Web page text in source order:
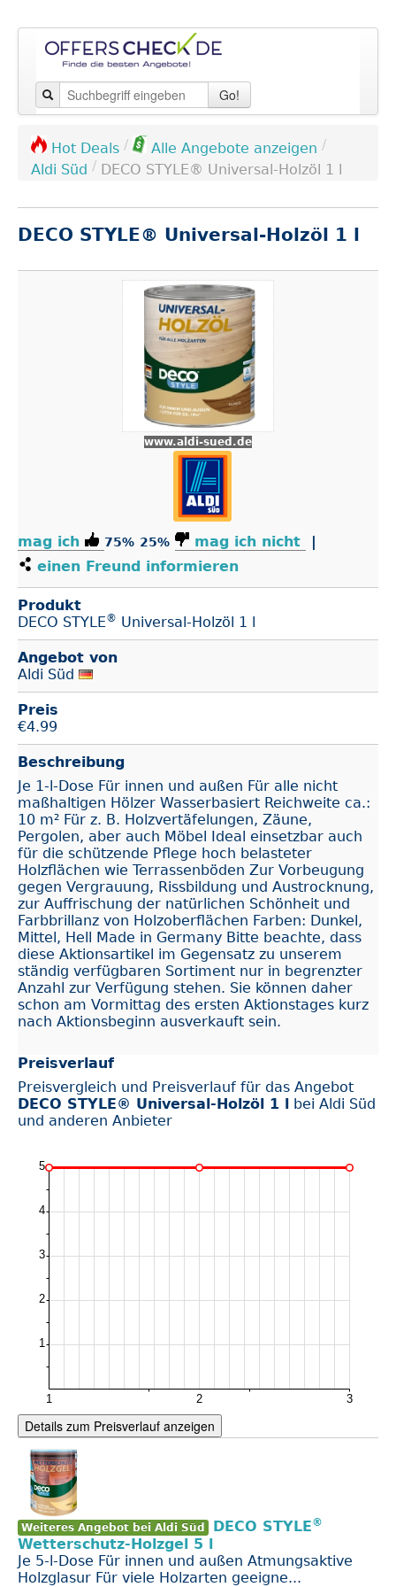
Go!
Hot Deals / Alle Angebote anzeigen /
Aldi Süd / DECO STYLE® Universal-Holzöl 1 l
DECO STYLE® Universal-Holzöl 1 l
www.aldi-sued.de
mag ich 75% 25% mag ich nicht
|
einen Freund informieren
Produkt
DECO STYLE® Universal-Holzöl 1 l
Angebot von
Aldi Süd
Preis
€4.99
Beschreibung
Je 1-l-Dose Für innen und außen Für alle nicht
maßhaltigen Hölzer Wasserbasiert Reichweite ca.:
10 m² Für z. B. Holzvertäfelungen, Zäune,
Pergolen, aber auch Möbel Ideal einsetzbar auch
für die schützende Pflege hoch belasteter
Holzflächen wie Terrassenböden Zur Vorbeugung
gegen Vergrauung, Rissbildung und Austrocknung,
zur Auffrischung der natürlichen Schönheit und
Farbbrillanz von Holzoberflächen Farben: Dunkel,
Mittel, Hell Made in Germany Bitte beachte, dass
diese Aktionsartikel im Gegensatz zu unserem
ständig verfügbaren Sortiment nur in begrenzter
Anzahl zur Verfügung stehen. Sie können daher
schon am Vormittag des ersten Aktionstages kurz
nach Aktionsbeginn ausverkauft sein.
Preisverlauf
Preisvergleich und Preisverlauf für das Angebot
DECO STYLE® Universal-Holzöl 1 l bei Aldi Süd
und anderen Anbieter
Details zum Preisverlauf anzeigen
Weiteres Angebot bei Aldi Süd DECO STYLE®
Wetterschutz-Holzgel 5 l
Je 5-l-Dose Für innen und außen Atmungsaktive
Holzglasur Für viele Holzarten geeigne...